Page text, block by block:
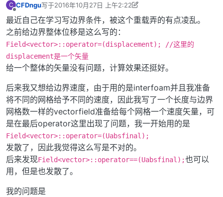
C
离线
CFDngu写于2016年10月27日 上午2:22
最后由 CFD中文网 编辑 2016年10月28日 上午10:33
最近自己在学习写边界条件，被这个重载弄的有点凌乱。
之前给边界整体位移是这么写的：
Field<vector>::operator=(displacement); //这里的
displacement是一个矢量
给一个整体的矢量没有问题，计算效果还挺好。
后来我又想给边界速度，由于用的是interfoam并且我准备
将不同的网格给予不同的速度，因此我写了一个长度与边界
网格数一样的vectorfield准备给每个网格一个速度矢量，可
是在最后operator这里出现了问题，我一开始用的是
Field<vector>::operator=(Uabsfinal);
发散了，因此我觉得这么写是不对的。
后来发现Field<vector>::operator==(Uabsfinal);也可以
用，但是也发散了。
我的问题是